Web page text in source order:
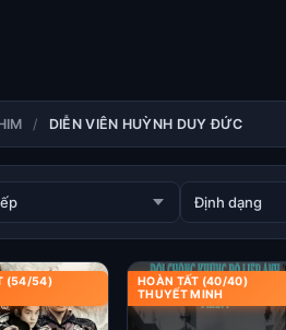
DIỄN VIÊN HUỲNH DUY ĐỨC
(54/54)
HOÀN TẤT (40/40)
THUYẾT MINH